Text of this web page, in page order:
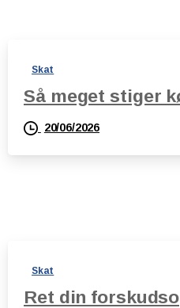
Skat
Så meget stiger
20/06/2026
Skat
Ret din